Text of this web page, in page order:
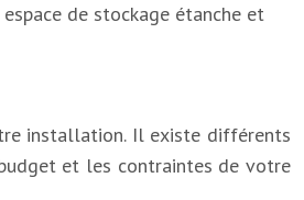
de stockage étanche et
installation. Il existe différents
et les contraintes de votre